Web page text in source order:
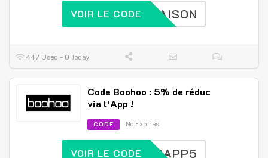
IVRAISON
VOIR LE CODE
447 Used - 0 Today
Code Boohoo : 5% de réduc
via l’App !
CODE No Expires
FRAPP5
VOIR LE CODE